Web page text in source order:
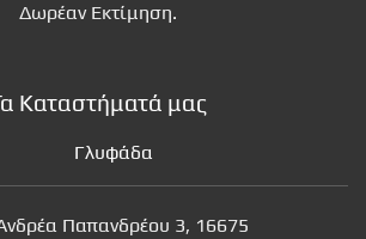
Δωρέαν Εκτίμηση.
Καταστήματά μας
Γλυφάδα
Παπανδρέου 3, 16675